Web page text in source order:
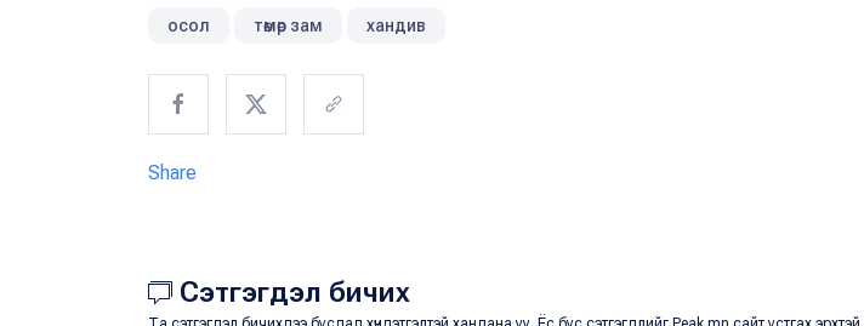
осол төмөр зам хандив
Share
Сэтгэгдэл бичих